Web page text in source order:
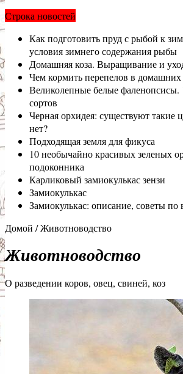
Строка новостей
Как подготовить пруд с рыбой к
условия зимнего содержания рыбы
Домашняя коза. Выращивание и
Чем кормить перепелов в домашних
Великолепные белые
сортов
Черная орхидея: существуют такие
нет?
Подходящая земля для фикуса
10 необычайно красивых зеленых
подоконника
Карликовый замиокулькас зензи
Замиокулькас
Замиокулькас: описание, советы
Домой /Животноводство
Животноводство
О разведении коров, овец, свиней, коз